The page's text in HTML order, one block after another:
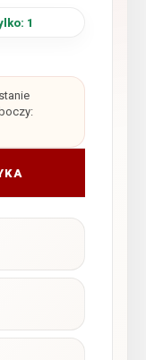
1